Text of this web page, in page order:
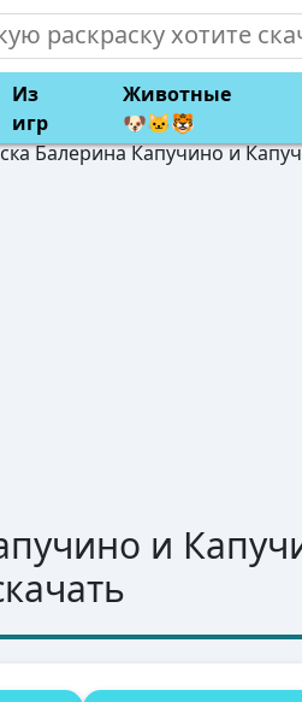
Из
игр
Животные
🐶🐱🐯
Балерина Капучино и
и